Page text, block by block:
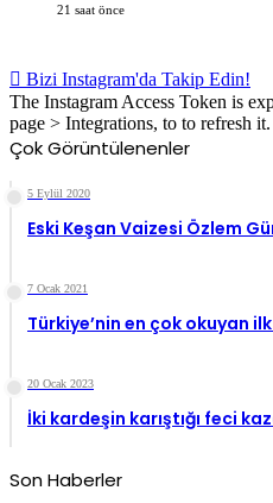
21 saat önce
Bizi Instagram'da Takip Edin!
The Instagram Access Token is
page > Integrations, to to refresh it.
Çok Görüntülenenler
5 Eylül 2020
Eski Keşan Vaizesi Özlem
7 Ocak 2021
Türkiye’nin en çok okuyan
20 Ocak 2023
İki kardeşin karıştığı feci
Son Haberler